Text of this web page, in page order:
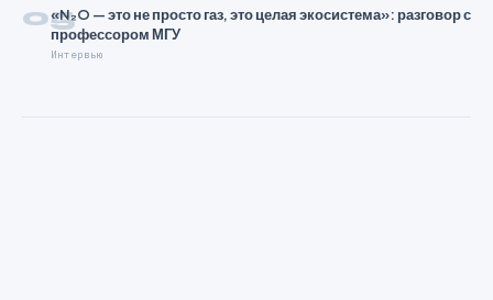
05«N₂O — это не просто газ, это целая экосистема»: разговор с
профессором МГУ
Интервью